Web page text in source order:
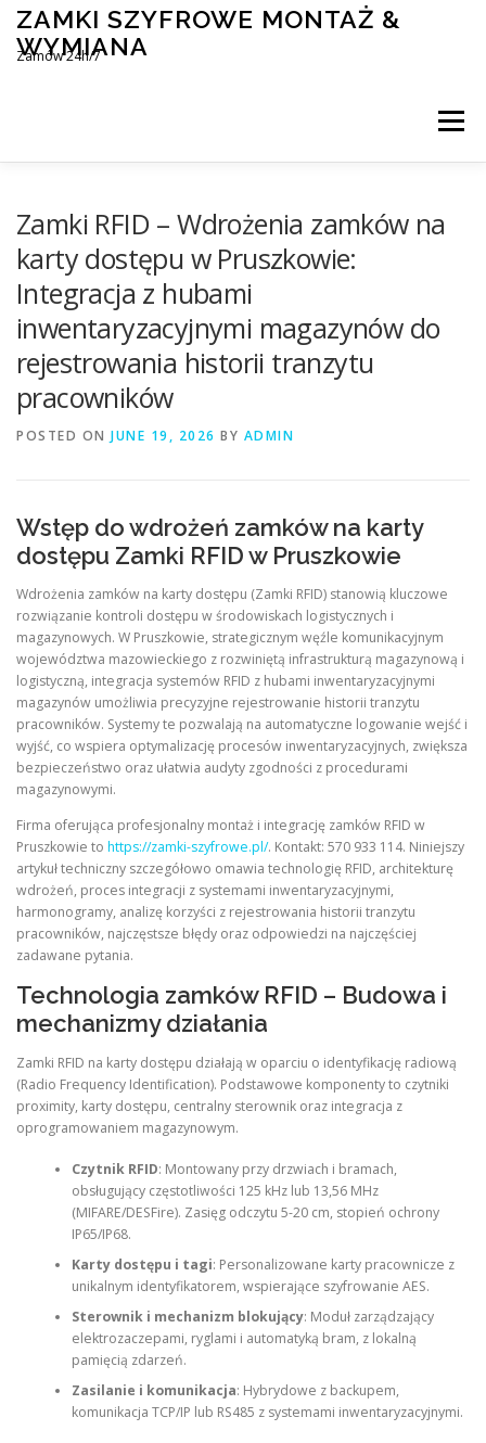
Skip
content
ZAMKI SZYFROWE MONTAŻ &
WYMIANA
Zamów 24h/7
Menu
BLOG KONTAKT
Zamki RFID – Wdrożenia zamków na
karty dostępu w Pruszkowie:
Integracja z hubami
inwentaryzacyjnymi magazynów do
rejestrowania historii tranzytu
pracowników
POSTED ON JUNE 19, 2026 BY ADMIN
Wstęp do wdrożeń zamków na karty
dostępu Zamki RFID w Pruszkowie
Wdrożenia zamków na karty dostępu (Zamki RFID) stanowią kluczowe
rozwiązanie kontroli dostępu w środowiskach logistycznych i
magazynowych. W Pruszkowie, strategicznym węźle komunikacyjnym
województwa mazowieckiego z rozwiniętą infrastrukturą magazynową i
logistyczną, integracja systemów RFID z hubami inwentaryzacyjnymi
magazynów umożliwia precyzyjne rejestrowanie historii tranzytu
pracowników. Systemy te pozwalają na automatyczne logowanie wejść i
wyjść, co wspiera optymalizację procesów inwentaryzacyjnych, zwiększa
bezpieczeństwo oraz ułatwia audyty zgodności z procedurami
magazynowymi.
Firma oferująca profesjonalny montaż i integrację zamków RFID w
Pruszkowie to https://zamki-szyfrowe.pl/. Kontakt: 570 933 114. Niniejszy
artykuł techniczny szczegółowo omawia technologię RFID, architekturę
wdrożeń, proces integracji z systemami inwentaryzacyjnymi,
harmonogramy, analizę korzyści z rejestrowania historii tranzytu
pracowników, najczęstsze błędy oraz odpowiedzi na najczęściej
zadawane pytania.
Technologia zamków RFID – Budowa i
mechanizmy działania
Zamki RFID na karty dostępu działają w oparciu o identyfikację radiową
(Radio Frequency Identification). Podstawowe komponenty to czytniki
proximity, karty dostępu, centralny sterownik oraz integracja z
oprogramowaniem magazynowym.
Czytnik RFID: Montowany przy drzwiach i bramach,
obsługujący częstotliwości 125 kHz lub 13,56 MHz
(MIFARE/DESFire). Zasięg odczytu 5-20 cm, stopień ochrony
IP65/IP68.
Karty dostępu i tagi: Personalizowane karty pracownicze z
unikalnym identyfikatorem, wspierające szyfrowanie AES.
Sterownik i mechanizm blokujący: Moduł zarządzający
elektrozaczepami, ryglami i automatyką bram, z lokalną
pamięcią zdarzeń.
Zasilanie i komunikacja: Hybrydowe z backupem,
komunikacja TCP/IP lub RS485 z systemami inwentaryzacyjnymi.